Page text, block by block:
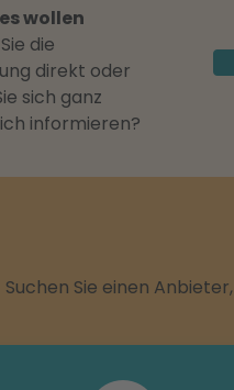
wollen
die
direkt oder
sich ganz
informieren?
Suchen Sie einen